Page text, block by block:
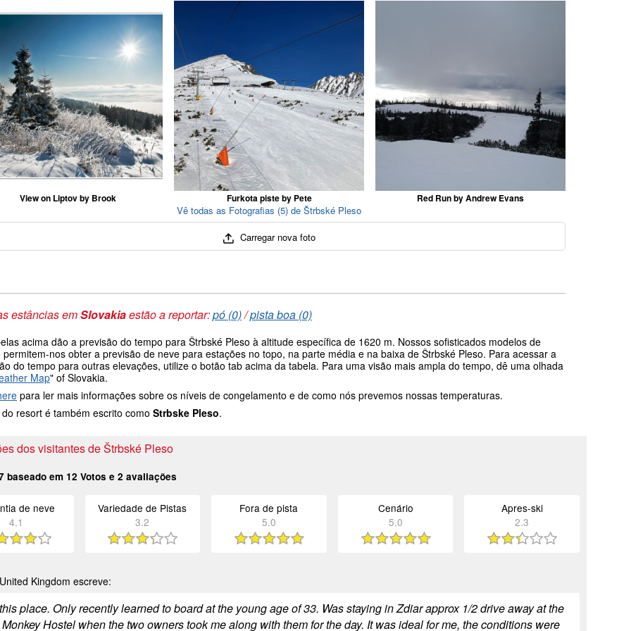
View on Liptov by Brook Furkota piste by Pete Red Run by Andrew Evans
Vê todas as Fotografias (5) de Štrbské Pleso
Carregar nova foto
estâncias emSlovakiaestão a reportar:pó (0)/pista boa (0)
acima dão a previsão do tempo para Štrbské Pleso à altitude específica de 1620 m. Nossos sofisticados modelos de
permitem-nos obter a previsão de neve para estações no topo, na parte média e na baixa de Štrbské Pleso. Para acessar a
do tempo para outras elevações, utilize o botão tab acima da tabela. Para uma visão mais ampla do tempo, dê uma olhada
Map" of Slovakia.
para ler mais informações sobre os níveis de congelamento e de como nós prevemos nossas temperaturas.
resort é também escrito como Strbske Pleso.
dos visitantes de Štrbské Pleso
baseado em 12 Votos e 2 avaliações
de neve
4.1
Variedade de Pistas
3.2
Fora de pista
5.0
Cenário
5.0
Apres-ski
2.3
Kingdom escreve:
place. Only recently learned to board at the young age of 33. Was staying in Zdiar approx 1/2 drive away at the
Hostel when the two owners took me along with them for the day. It was ideal for me, the conditions were